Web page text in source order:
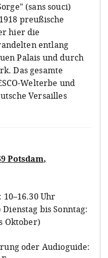
(sans souci)
preußische
hier die
entlang
Palais und durch
Das gesamte
Welterbe und
Versailles
Potsdam,
10–16.30 Uhr
bis Sonntag:
Oktober)
oder Audioguide: